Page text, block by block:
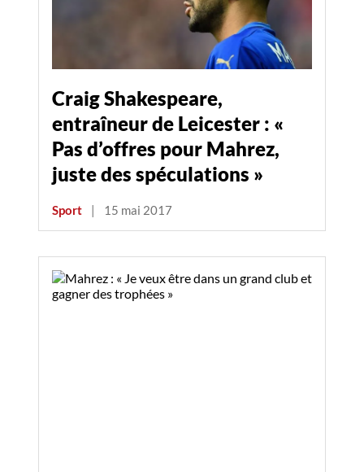
Craig Shakespeare,
entraîneur de Leicester : «
Pas d’offres pour Mahrez,
juste des spéculations »
Sport | 15 mai 2017